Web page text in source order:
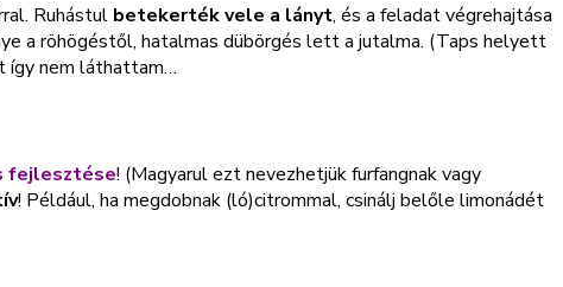
Ruhástul betekerték vele a lányt, és a feladat végrehajtása
a röhögéstől, hatalmas dübörgés lett a jutalma. (Taps helyett
így nem láthattam…
fejlesztése! (Magyarul ezt nevezhetjük furfangnak vagy
! Például, ha megdobnak (ló)citrommal, csinálj belőle limonádét